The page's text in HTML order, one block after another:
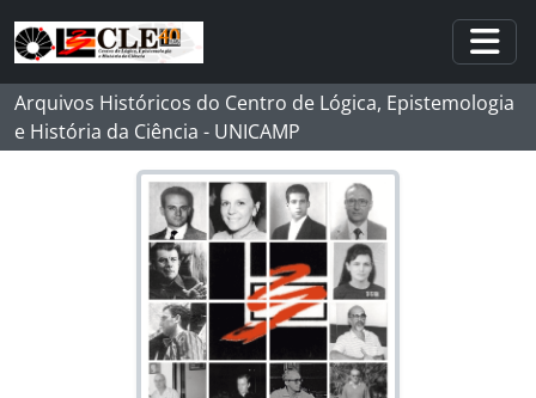
Skip to main content
Arquivos Históricos do Centro de Lógica, Epistemologia
e História da Ciência - UNICAMP